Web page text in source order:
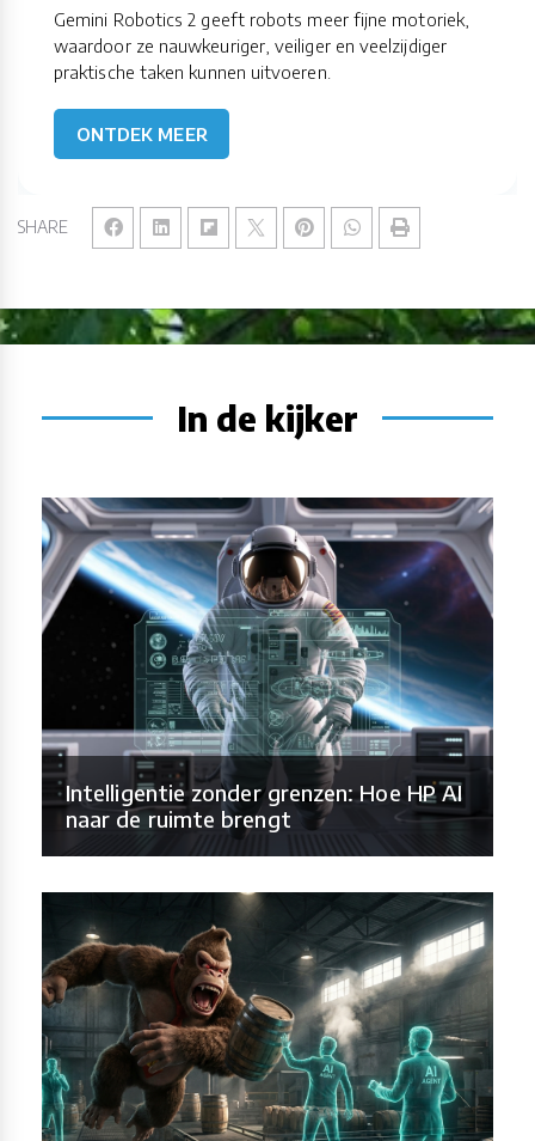
SHARE
Gemini Robotics 2 geeft robots meer fijne motoriek,
waardoor ze nauwkeuriger, veiliger en veelzijdiger
praktische taken kunnen uitvoeren.
ONTDEK MEER
In de kijker
Intelligentie zonder grenzen: Hoe HP AI
naar de ruimte brengt